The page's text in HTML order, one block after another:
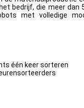
bedrijf, die meer
met volledige
één keer sorteren